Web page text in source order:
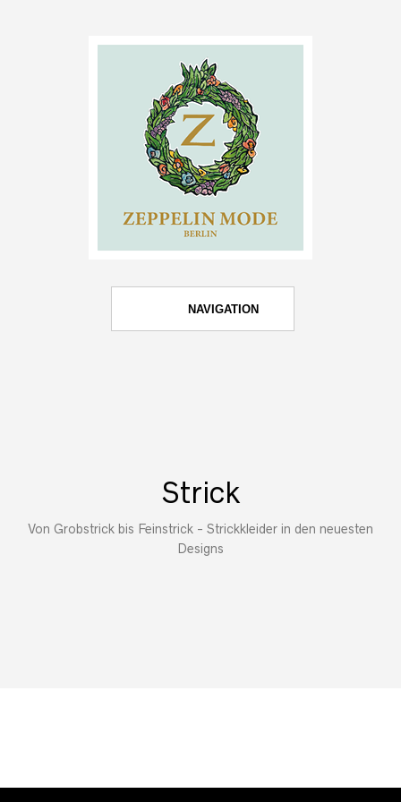
NAVIGATION
Strick
Von Grobstrick bis Feinstrick - Strickkleider in den neuesten
Designs